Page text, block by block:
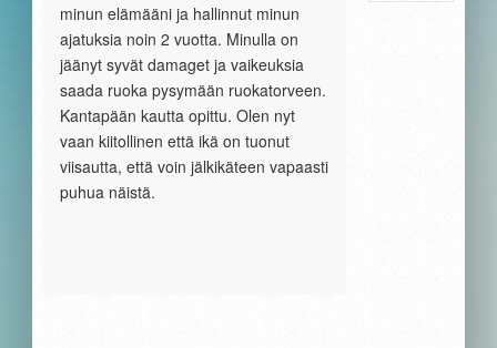
minun elämääni ja hallinnut minun
ajatuksia noin 2 vuotta. Minulla on
jäänyt syvät damaget ja vaikeuksia
saada ruoka pysymään ruokatorveen.
Kantapään kautta opittu. Olen nyt
vaan kiitollinen että ikä on tuonut
viisautta, että voin jälkikäteen vapaasti
puhua näistä.